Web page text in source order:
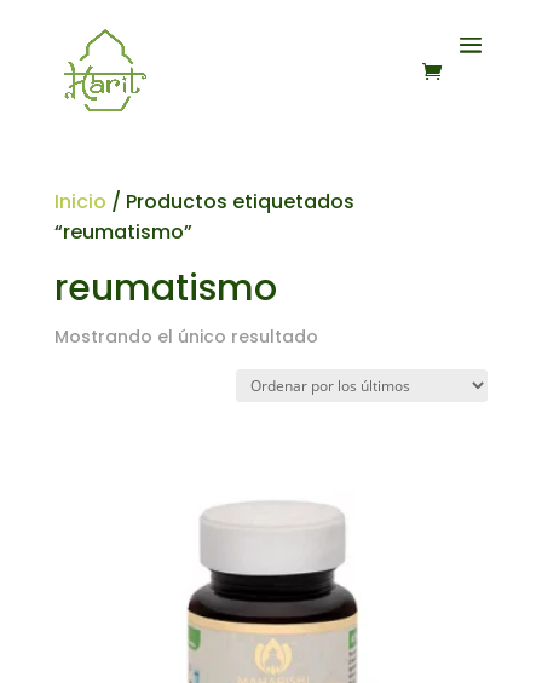
Inicio / Productos etiquetados
“reumatismo”
reumatismo
Mostrando el único resultado